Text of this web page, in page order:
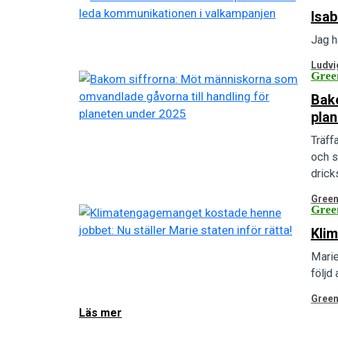
Jag
och
följd
Läs mer